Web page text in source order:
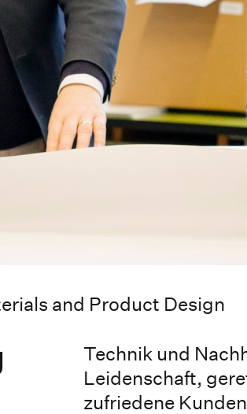
and Product Design
Technik und
Leidenschaft,
zufriedene